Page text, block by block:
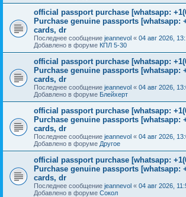
official passport purchase [whatsapp:
Purchase genuine passports [whatsapp:
cards, dr
Последнее сообщение jeannevol « 04 авг 2026,
Добавлено в форуме КПЛ 5-30
official passport purchase [whatsapp:
Purchase genuine passports [whatsapp:
cards, dr
Последнее сообщение jeannevol « 04 авг 2026,
Добавлено в форуме Блейхерт
official passport purchase [whatsapp:
Purchase genuine passports [whatsapp:
cards, dr
Последнее сообщение jeannevol « 04 авг 2026,
Добавлено в форуме Другое
official passport purchase [whatsapp:
Purchase genuine passports [whatsapp:
cards, dr
Последнее сообщение jeannevol « 04 авг 2026,
Добавлено в форуме Сокол